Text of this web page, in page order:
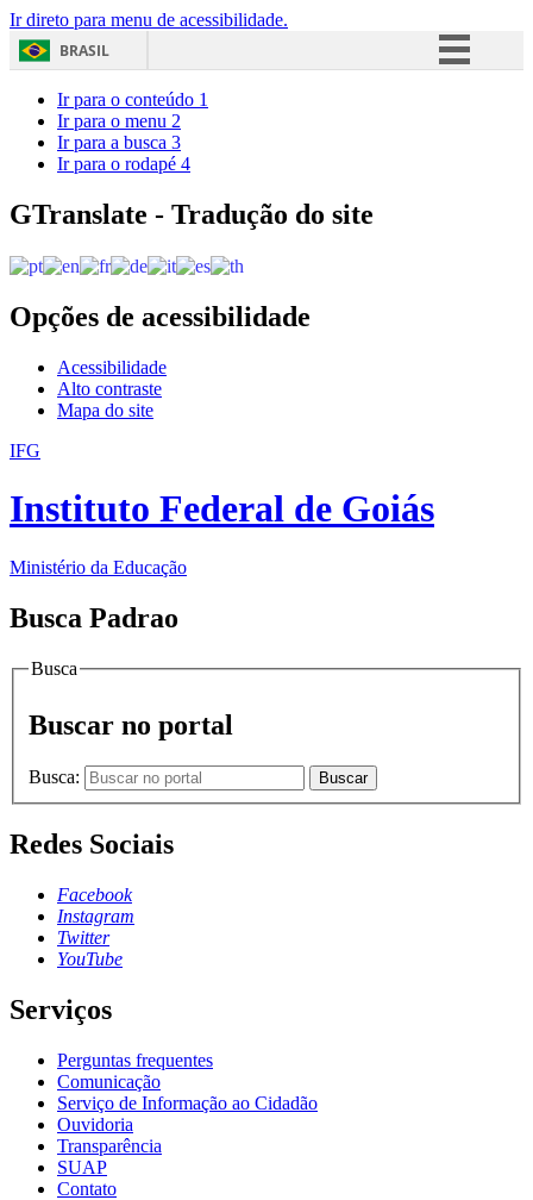
Ir direto para menu de acessibilidade.
BRASIL
Acesso à informação
Ir para o conteúdo 1
Ir para o menu 2
Ir para a busca 3
Ir para o rodapé 4
GTranslate - Tradução do site
Opções de acessibilidade
Acessibilidade
Alto contraste
Mapa do site
IFG
Instituto Federal de Goiás
Ministério da Educação
Busca Padrao
Busca
Buscar no portal
Busca: Buscar
Redes Sociais
Facebook
Instagram
Twitter
YouTube
Serviços
Perguntas frequentes
Comunicação
Serviço de Informação ao Cidadão
Ouvidoria
Transparência
SUAP
Contato